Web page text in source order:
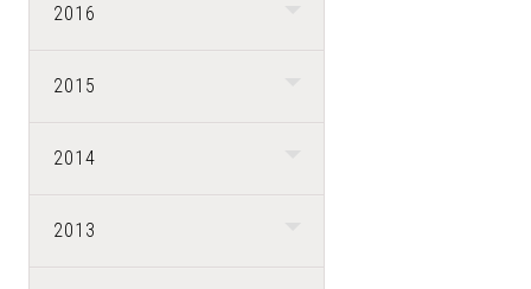
2016
2015
2014
2013